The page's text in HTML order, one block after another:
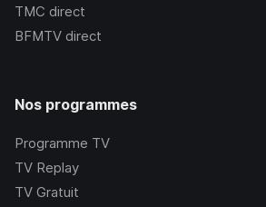
TMC direct
BFMTV direct
Nos programmes
Programme TV
TV Replay
TV Gratuit